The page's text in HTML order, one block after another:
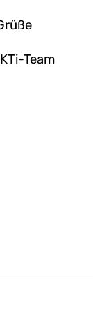
Team